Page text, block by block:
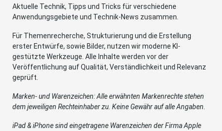
Aktuelle Technik, Tipps und Tricks für verschiedene
Anwendungsgebiete und Technik-News zusammen.
Für Themenrecherche, Strukturierung und die Erstellung
erster Entwürfe, sowie Bilder, nutzen wir moderne KI-
gestützte Werkzeuge. Alle Inhalte werden vor der
Veröffentlichung auf Qualität, Verständlichkeit und Relevanz
geprüft.
Marken- und Warenzeichen: Alle erwähnten Markenrechte stehen
dem jeweiligen Rechteinhaber zu. Keine Gewähr auf alle Angaben.
iPad & iPhone sind eingetragene Warenzeichen der Firma Apple